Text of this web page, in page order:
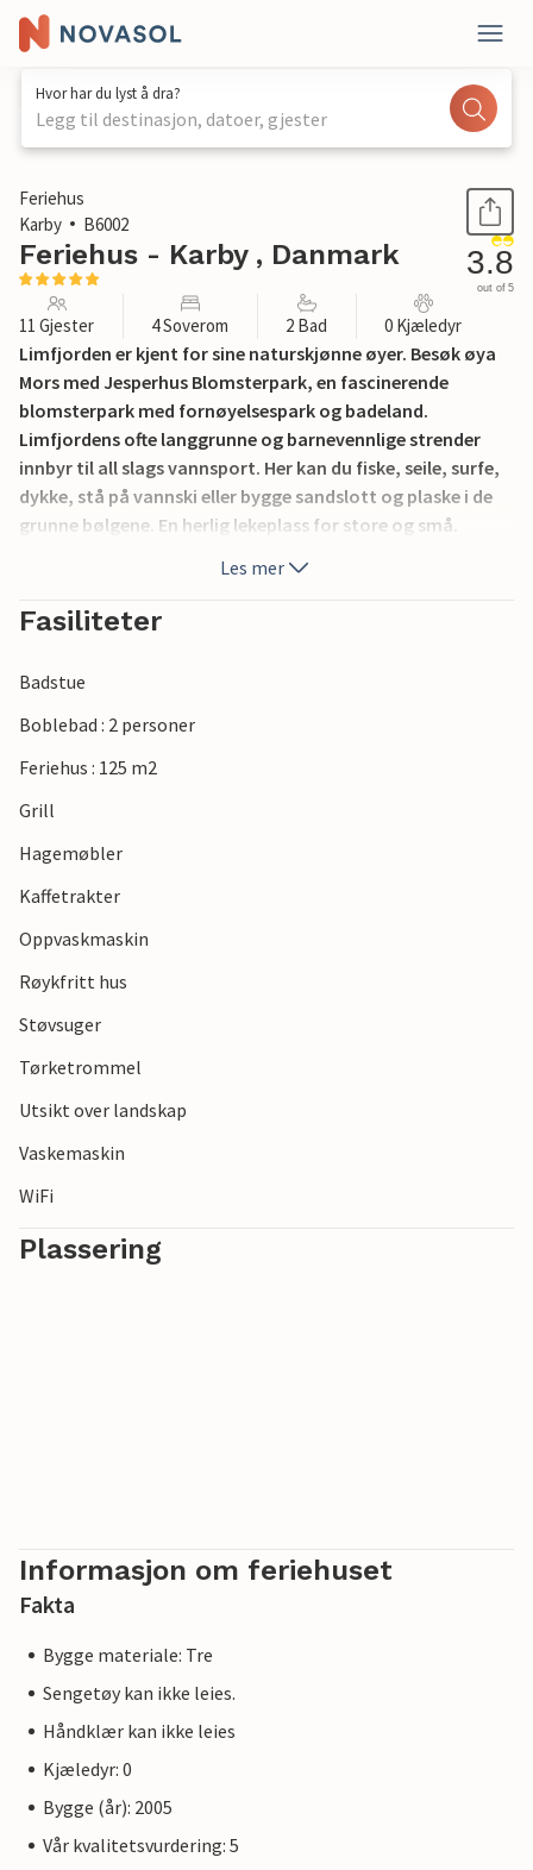
Hvor har du lyst å dra?
Legg til destinasjon, datoer, gjester
1 / 12
Feriehus
Karby
B6002
Feriehus - Karby , Danmark 3.8
out of 5
11 Gjester 4 Soverom 2 Bad 0 Kjæledyr
Limfjorden er kjent for sine naturskjønne øyer. Besøk øya
Mors med Jesperhus Blomsterpark, en fascinerende
blomsterpark med fornøyelsespark og badeland.
Limfjordens ofte langgrunne og barnevennlige strender
innbyr til all slags vannsport. Her kan du fiske, seile, surfe,
dykke, stå på vannski eller bygge sandslott og plaske i de
grunne bølgene. En herlig lekeplass for store og små.
Les mer
Fasiliteter
Badstue
Boblebad : 2 personer
Feriehus : 125 m2
Grill
Hagemøbler
Kaffetrakter
Oppvaskmaskin
Røykfritt hus
Støvsuger
Tørketrommel
Utsikt over landskap
Vaskemaskin
WiFi
Plassering
Informasjon om feriehuset
Fakta
Bygge materiale: Tre
Sengetøy kan ikke leies.
Håndklær kan ikke leies
Kjæledyr: 0
Bygge (år): 2005
Vår kvalitetsvurdering: 5